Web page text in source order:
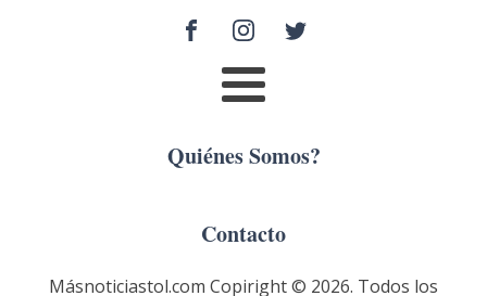
Quiénes Somos?
Contacto
Másnoticiastol.com Copiright © 2026. Todos los